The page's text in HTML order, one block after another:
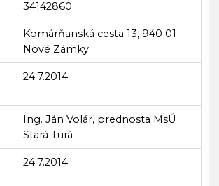
34142860
Komárňanská cesta 13, 940 01
Nové Zámky
24.7.2014
Ing. Ján Volár, prednosta MsÚ
Stará Turá
24.7.2014